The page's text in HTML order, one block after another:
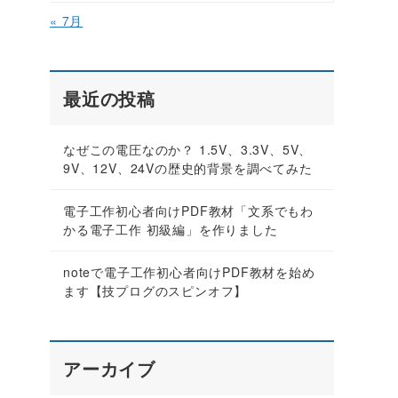
« 7月
最近の投稿
なぜこの電圧なのか？ 1.5V、3.3V、5V、
9V、12V、24Vの歴史的背景を調べてみた
電子工作初心者向けPDF教材「文系でもわ
かる電子工作 初級編」を作りました
noteで電子工作初心者向けPDF教材を始め
ます【技プログのスピンオフ】
アーカイブ